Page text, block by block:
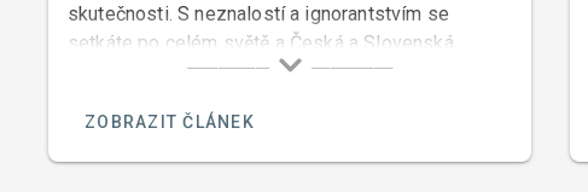
skutečnosti. S neznalostí a ignorantstvím se
setkáte po celém světě a Česká a Slovenská
republika nejsou výjimkou.
ZOBRAZIT ČLÁNEK